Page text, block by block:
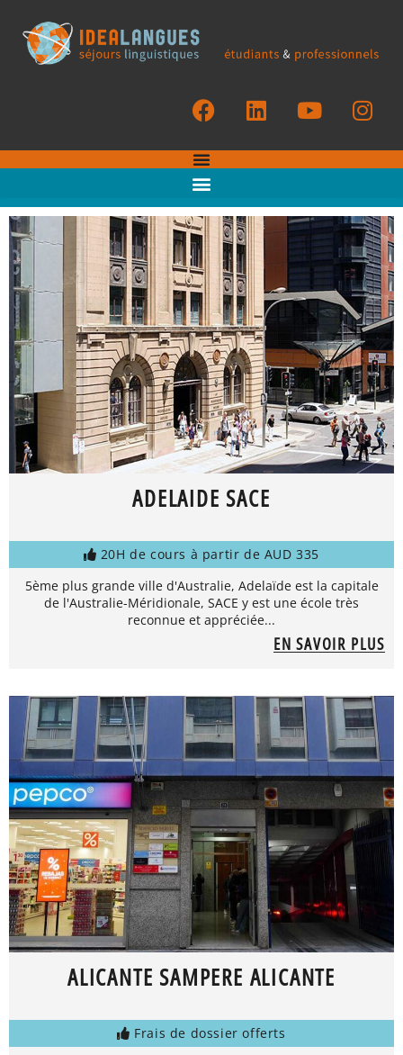
ADELAIDE SACE
20H de cours à partir de AUD 335
5ème plus grande ville d'Australie, Adelaïde est la capitale
de l'Australie-Méridionale, SACE y est une école très
reconnue et appréciée...
EN SAVOIR PLUS
ALICANTE SAMPERE ALICANTE
Frais de dossier offerts